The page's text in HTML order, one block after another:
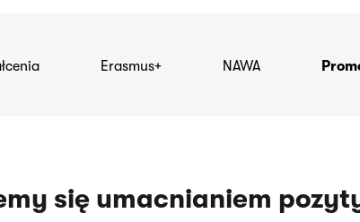
Erasmus+ NAWA
się umacnianiem